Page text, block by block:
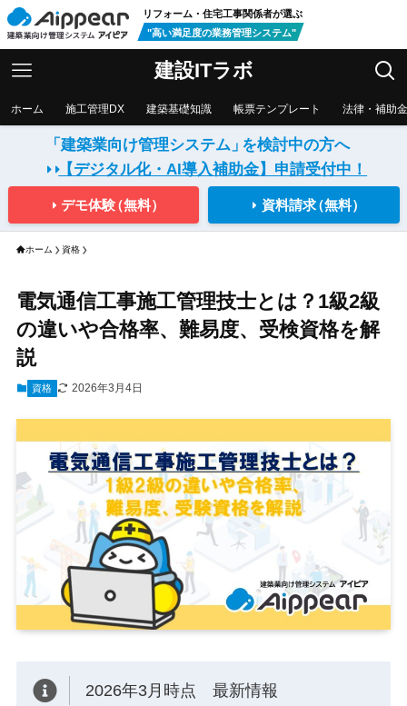
リフォーム・住宅工事関係者が選ぶ
"高い満足度の業務管理システム"
建設ITラボ
ホーム 施工管理DX 建築基礎知識 帳票テンプレート 法律・補助金
「建築業向け管理システム」を検討中の方へ
【デジタル化・AI導入補助金】申請受付中！
デモ体験（無料） 資料請求（無料）
ホーム 資格
電気通信工事施工管理技士とは？1級2級
の違いや合格率、難易度、受検資格を解
説
資格 2026年3月4日
2026年3月時点 最新情報